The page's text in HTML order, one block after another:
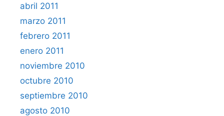
abril 2011
marzo 2011
febrero 2011
enero 2011
noviembre 2010
octubre 2010
septiembre 2010
agosto 2010